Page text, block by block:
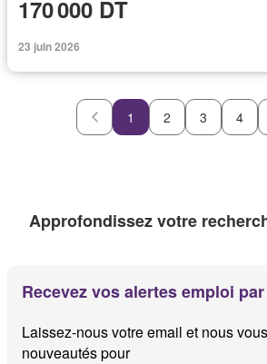
170 000 DT
23 juin 2026
1 2 3 4
Approfondissez votre
Recevez vos alertes emploi
Laissez-nous votre email et nous
nouveautés pour